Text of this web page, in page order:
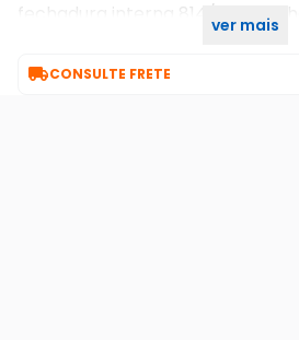
fechadura interna 814/33ver mais
CONSULTE FRETE